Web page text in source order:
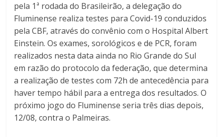
pela 1ª rodada do Brasileirão, a delegação do
Fluminense realiza testes para Covid-19 conduzidos
pela CBF, através do convênio com o Hospital Albert
Einstein. Os exames, sorológicos e de PCR, foram
realizados nesta data ainda no Rio Grande do Sul
em razão do protocolo da federação, que determina
a realização de testes com 72h de antecedência para
haver tempo hábil para a entrega dos resultados. O
próximo jogo do Fluminense seria três dias depois,
12/08, contra o Palmeiras.